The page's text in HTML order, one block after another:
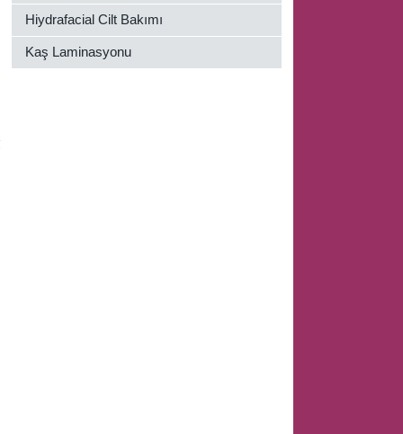
Hiydrafacial Cilt Bakımı
Kaş Laminasyonu